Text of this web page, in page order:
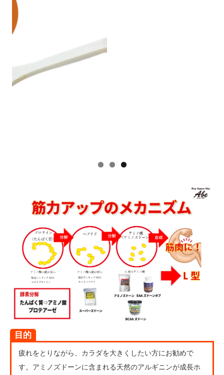
目的
疲れをとりながら、カラダを大きくしたい方にお勧めで
す。アミノズドーンに含まれる天然のアルギニンが成長ホ